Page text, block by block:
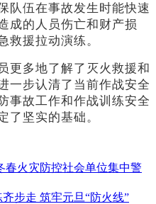
队伍在事故发生时能快速
成的人员伤亡和财产损
救援拉动演练。
更多地了解了灭火救援和
一步认清了当前作战安全
事故工作和作战训练安全
了坚实的基础。
春火灾防控社会单位集中警
步走 筑牢元旦“防火线”